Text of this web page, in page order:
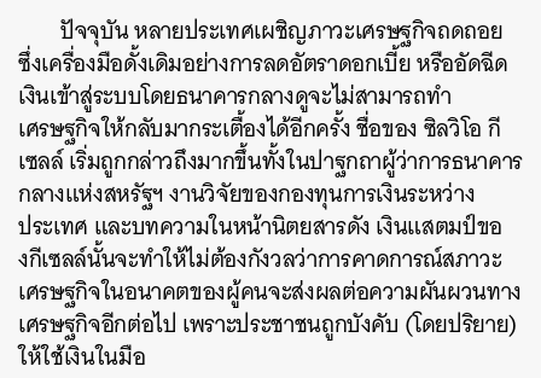
ปัจจุบัน หลายประเทศเผชิญภาวะเศรษฐกิจถดถอย
ซึ่งเครื่องมือดั้งเดิมอย่างการลดอัตราดอกเบี้ย หรืออัดฉีด
เงินเข้าสู่ระบบโดยธนาคารกลางดูจะไม่สามารถทำ
เศรษฐกิจให้กลับมากระเตื้องได้อีกครั้ง ชื่อของ ซิลวิโอ กี
เซลล์ เริ่มถูกกล่าวถึงมากขึ้นทั้งในปาฐกถาผู้ว่าการธนาคาร
กลางแห่งสหรัฐฯ งานวิจัยของกองทุนการเงินระหว่าง
ประเทศ และบทความในหน้านิตยสารดัง เงินแสตมป์ขอ
งกีเซลล์นั้นจะทำให้ไม่ต้องกังวลว่าการคาดการณ์สภาวะ
เศรษฐกิจในอนาคตของผู้คนจะส่งผลต่อความผันผวนทาง
เศรษฐกิจอีกต่อไป เพราะประชาชนถูกบังคับ (โดยปริยาย)
ให้ใช้เงินในมือ